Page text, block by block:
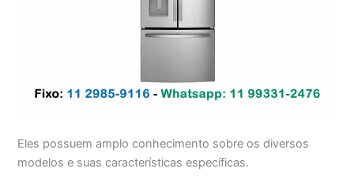
Eles possuem amplo conhecimento sobre os diversos
modelos e suas características específicas.